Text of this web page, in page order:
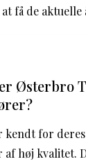
få de aktuelle
Østerbro
for
høj kvalitet.